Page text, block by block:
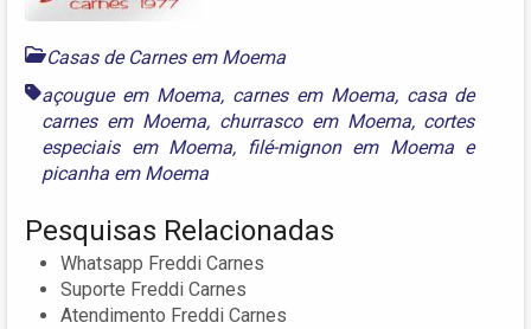
Casas de Carnes em Moema
açougue em Moema, carnes em Moema, casa de
carnes em Moema, churrasco em Moema, cortes
especiais em Moema, filé-mignon em Moemae
picanha em Moema
Pesquisas Relacionadas
Whatsapp Freddi Carnes
Suporte Freddi Carnes
Atendimento Freddi Carnes